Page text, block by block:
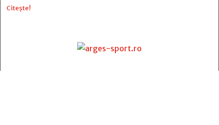
Citește!